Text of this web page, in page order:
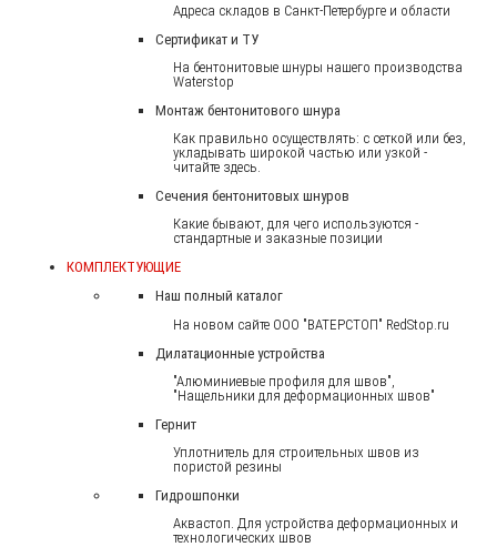
Адреса складов в Санкт-Петербурге и области
Сертификат и ТУ
На бентонитовые шнуры нашего производства
Waterstop
Монтаж бентонитового шнура
Как правильно осуществлять: с сеткой или без,
укладывать широкой частью или узкой -
читайте здесь.
Сечения бентонитовых шнуров
Какие бывают, для чего используются -
стандартные и заказные позиции
КОМПЛЕКТУЮЩИЕ
Наш полный каталог
На новом сайте ООО "ВАТЕРСТОП" RedStop.ru
Дилатационные устройства
"Алюминиевые профиля для швов",
"Нащельники для деформационных швов"
Гернит
Уплотнитель для строительных швов из
пористой резины
Гидрошпонки
Аквастоп. Для устройства деформационных и
технологических швов